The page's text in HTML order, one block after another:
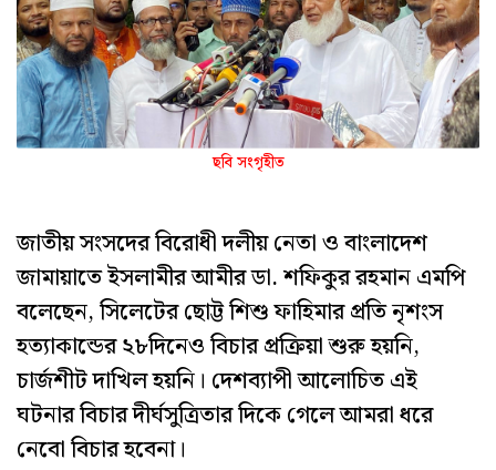
ছবি সংগৃহীত
জাতীয় সংসদের বিরোধী দলীয় নেতা ও বাংলাদেশ
জামায়াতে ইসলামীর আমীর ডা. শফিকুর রহমান এমপি
বলেছেন, সিলেটের ছোট্ট শিশু ফাহিমার প্রতি নৃশংস
হত্যাকান্ডের ২৮দিনেও বিচার প্রক্রিয়া শুরু হয়নি,
চার্জশীট দাখিল হয়নি। দেশব্যাপী আলোচিত এই
ঘটনার বিচার দীর্ঘসুত্রিতার দিকে গেলে আমরা ধরে
নেবো বিচার হবেনা।